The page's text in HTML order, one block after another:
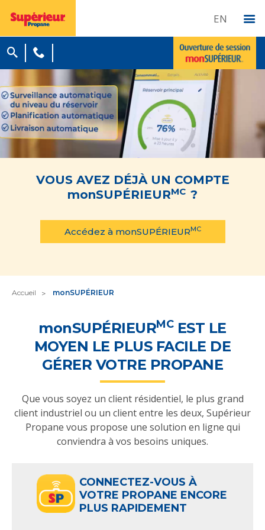
EN
VOUS AVEZ DÉJÀ UN COMPTE
monSUPÉRIEURMC ?
Accédez à monSUPÉRIEURMC
Accueil monSUPÉRIEUR
monSUPÉRIEURMCEST LE
MOYEN LE PLUS FACILE DE
GÉRER VOTRE PROPANE
Que vous soyez un client résidentiel, le plus grand
client industriel ou un client entre les deux, Supérieur
Propane vous propose une solution en ligne qui
conviendra à vos besoins uniques.
CONNECTEZ-VOUS À
VOTRE PROPANE ENCORE
PLUS RAPIDEMENT